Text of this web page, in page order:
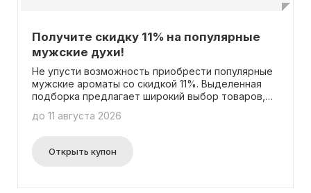
Получите скидку 11% на популярные
мужские духи!
Не упусти возможность приобрести популярные
мужские ароматы со скидкой 11%. Выделенная
подборка предлагает широкий выбор товаров,
индивидуальность. Скидка будет автоматически
необходимости вводить промокод. Это отличная
возможность сэкономить и получить
до 11 августа 2026
Открыть купон